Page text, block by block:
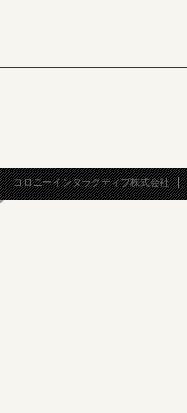
コロニーインタラクティブ株式会社